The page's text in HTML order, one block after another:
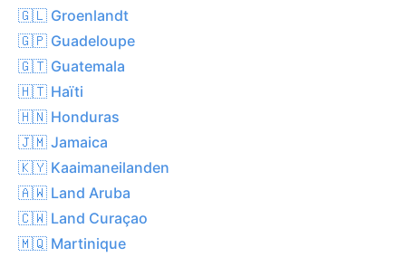
🇬🇱 Groenlandt
🇬🇵 Guadeloupe
🇬🇹 Guatemala
🇭🇹 Haïti
🇭🇳 Honduras
🇯🇲 Jamaica
🇰🇾 Kaaimaneilanden
🇦🇼 Land Aruba
🇨🇼 Land Curaçao
🇲🇶 Martinique